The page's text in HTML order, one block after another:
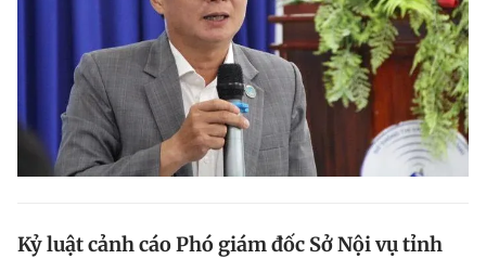
Kỷ luật cảnh cáo Phó giám đốc Sở Nội vụ tỉnh